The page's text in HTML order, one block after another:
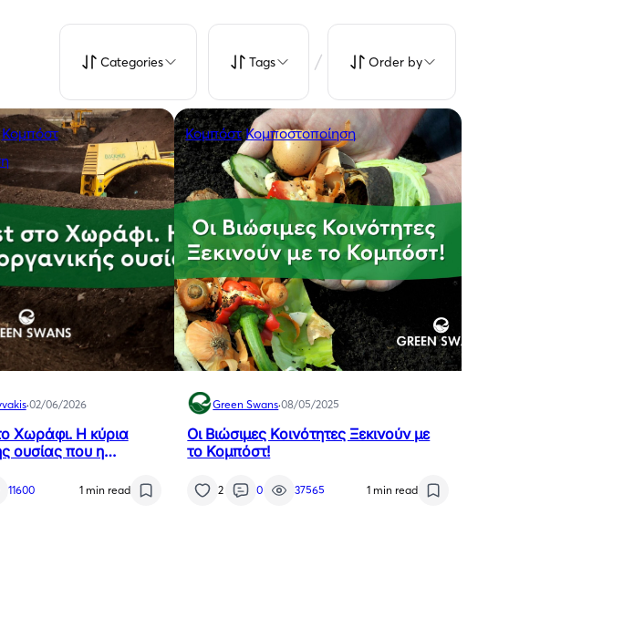
Categories Tags / Order by
Κομπόστ
·02/06/2026
Χωράφι. Η κύρια
ουσίας που η
11600 1 min read
Κομπόστ Κομποστοποίηση
Green Swans·08/05/2025
Οι Βιώσιμες Κοινότητες Ξεκινούν με
το Κομπόστ!
2 0 37565 1 min read